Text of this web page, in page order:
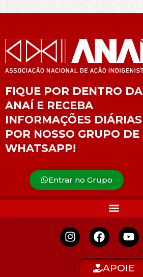
FIQUE POR DENTRO DA
ANAÍ E RECEBA
INFORMAÇÕES DIÁRIAS
POR NOSSO GRUPO DE
WHATSAPP!
Entrar no Grupo
APOIE